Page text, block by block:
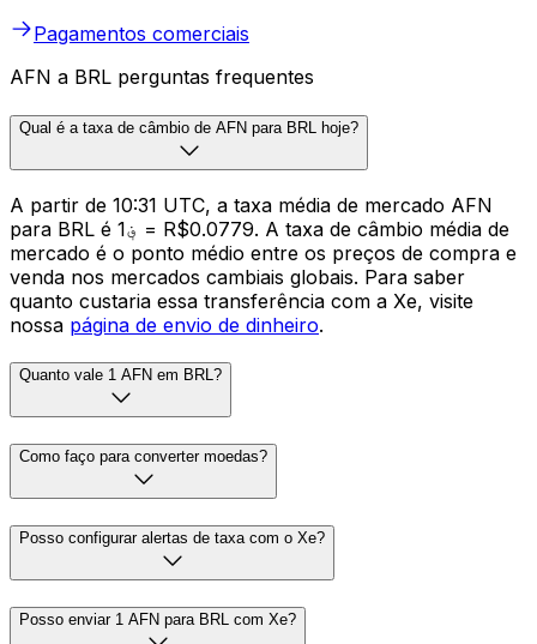
Pagamentos comerciais
AFN a BRL perguntas frequentes
Qual é a taxa de câmbio de AFN para BRL hoje?
A partir de 10:31 UTC, a taxa média de mercado AFN
para BRL é ؋1 = R$0.0779. A taxa de câmbio média de
mercado é o ponto médio entre os preços de compra e
venda nos mercados cambiais globais. Para saber
quanto custaria essa transferência com a Xe, visite
nossa página de envio de dinheiro.
Quanto vale 1 AFN em BRL?
Como faço para converter moedas?
Posso configurar alertas de taxa com o Xe?
Posso enviar 1 AFN para BRL com Xe?